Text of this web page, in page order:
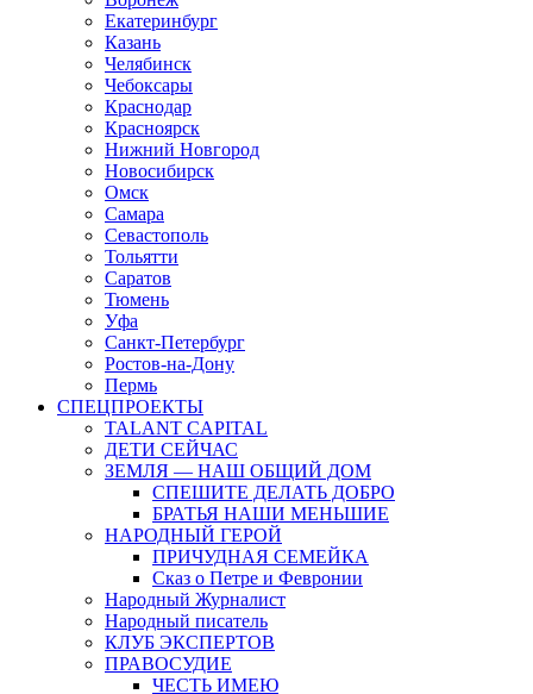
Екатеринбург
Казань
Челябинск
Чебоксары
Краснодар
Красноярск
Нижний Новгород
Новосибирск
Омск
Самара
Севастополь
Тольятти
Саратов
Тюмень
Уфа
Санкт-Петербург
Ростов-на-Дону
Пермь
СПЕЦПРОЕКТЫ
TALANT CAPITAL
ДЕТИ СЕЙЧАС
ЗЕМЛЯ — НАШ ОБЩИЙ ДОМ
СПЕШИТЕ ДЕЛАТЬ ДОБРО
БРАТЬЯ НАШИ МЕНЬШИЕ
НАРОДНЫЙ ГЕРОЙ
ПРИЧУДНАЯ СЕМЕЙКА
Сказ о Петре и Февронии
Народный Журналист
Народный писатель
КЛУБ ЭКСПЕРТОВ
ПРАВОСУДИЕ
ЧЕСТЬ ИМЕЮ